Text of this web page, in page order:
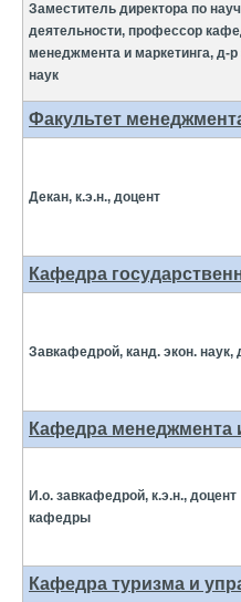
Заместитель директора по
деятельности, профессор
менеджмента и маркетинга, д-р
наук
Факультет
Декан, к.э.н., доцент
Кафедра
Завкафедрой, канд. экон. наук,
Кафедра менеджмента
И.о. завкафедрой, к.э.н., доцент
кафедры
Кафедра туризма и